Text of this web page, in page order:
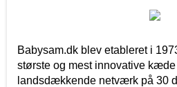
Babysam.dk blev etableret i
største og mest innovative
landsdækkende netværk på 30